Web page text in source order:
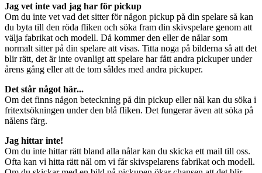
Jag vet inte vad jag har för pickup
Om du inte vet vad det sitter för någon pickup på din spelare så kan
du byta till den röda fliken och söka fram din skivspelare genom att
välja fabrikat och modell. Då kommer den eller de nålar som
normalt sitter på din spelare att visas. Titta noga på bilderna så att det
blir rätt, det är inte ovanligt att spelare har fått andra pickuper under
årens gång eller att de tom såldes med andra pickuper.
Det står något här...
Om det finns någon beteckning på din pickup eller nål kan du söka i
fritextsökningen under den blå fliken. Det fungerar även att söka på
nålens färg.
Jag hittar inte!
Om du inte hittar rätt bland alla nålar kan du skicka ett mail till oss.
Ofta kan vi hitta rätt nål om vi får skivspelarens fabrikat och modell.